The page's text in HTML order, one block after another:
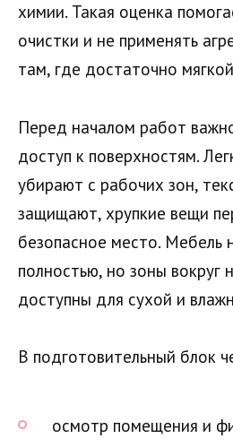
химии. Такая оценка
очистки и не применять
там, где достаточно
Перед началом работ
доступ к поверхностям.
убирают с рабочих зон,
защищают, хрупкие вещи
безопасное место. Мебель
полностью, но зоны вокруг
доступны для сухой и
В подготовительный блок
осмотр помещения и